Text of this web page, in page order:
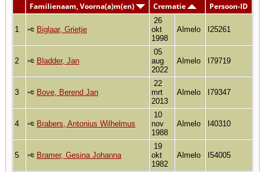
Familienaam, Voorna(a)m(en) Crematie Persoon-ID
1 Biglaar, Grietje
26
okt
1998
Almelo I25261
2 Bladder, Jan
05
aug
2022
Almelo I79719
3 Bove, Berend Jan
22
mrt
2013
Almelo I79347
4 Brabers, Antonius Wilhelmus
10
nov
1988
Almelo I40310
5 Bramer, Gesina Johanna
19
okt
1982
Almelo I54005